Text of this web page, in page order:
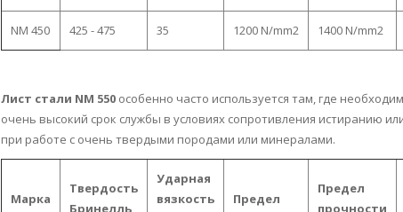
NM 450 425 - 475 35 1200 N/mm2 1400 N/mm2
Лист стали NM 550 особенно часто используется там, где необходим
очень высокий срок службы в условиях сопротивления истиранию
при работе с очень твердыми породами или минералами.
Марка
Твердость
Бринелль
Ударная
вязкость
Предел
Предел
прочности